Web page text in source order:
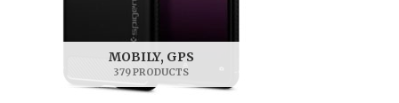
MOBILY, GPS
379 PRODUCTS